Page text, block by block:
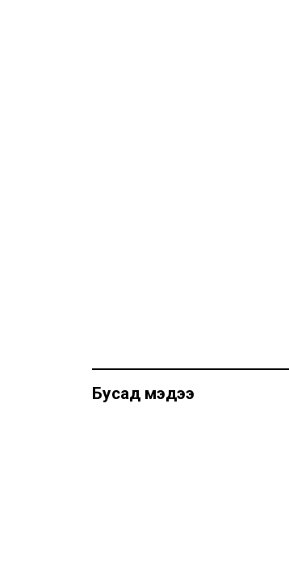
Бусад мэдээ